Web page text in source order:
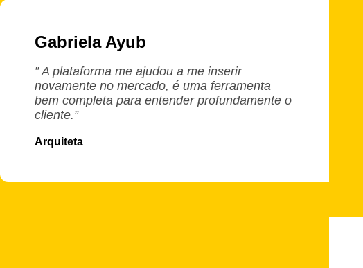
Gabriela Ayub
” A plataforma me ajudou a me inserir
novamente no mercado, é uma ferramenta
bem completa para entender profundamente o
cliente.”
Arquiteta